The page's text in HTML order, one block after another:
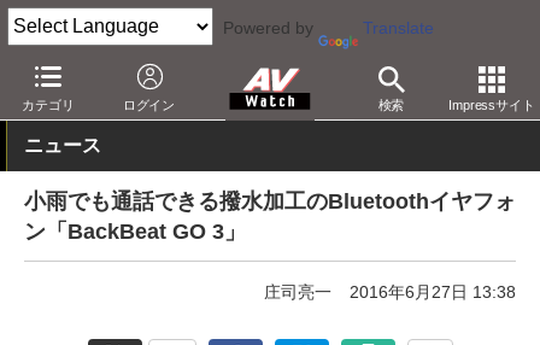
Powered by Translate
カテゴリ ログイン 検索 Impressサイト
AV Watch 製品 ヘッドフォン その他
ニュース
小雨でも通話できる撥水加工のBluetoothイヤフォ
ン「BackBeat GO 3」
庄司亮一 2016年6月27日 13:38